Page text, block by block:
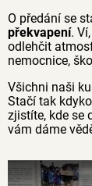
O předání se
překvapení.
odlehčit
nemocnice,
Všichni naši
Stačí tak
zjistíte, kde se
vám dáme